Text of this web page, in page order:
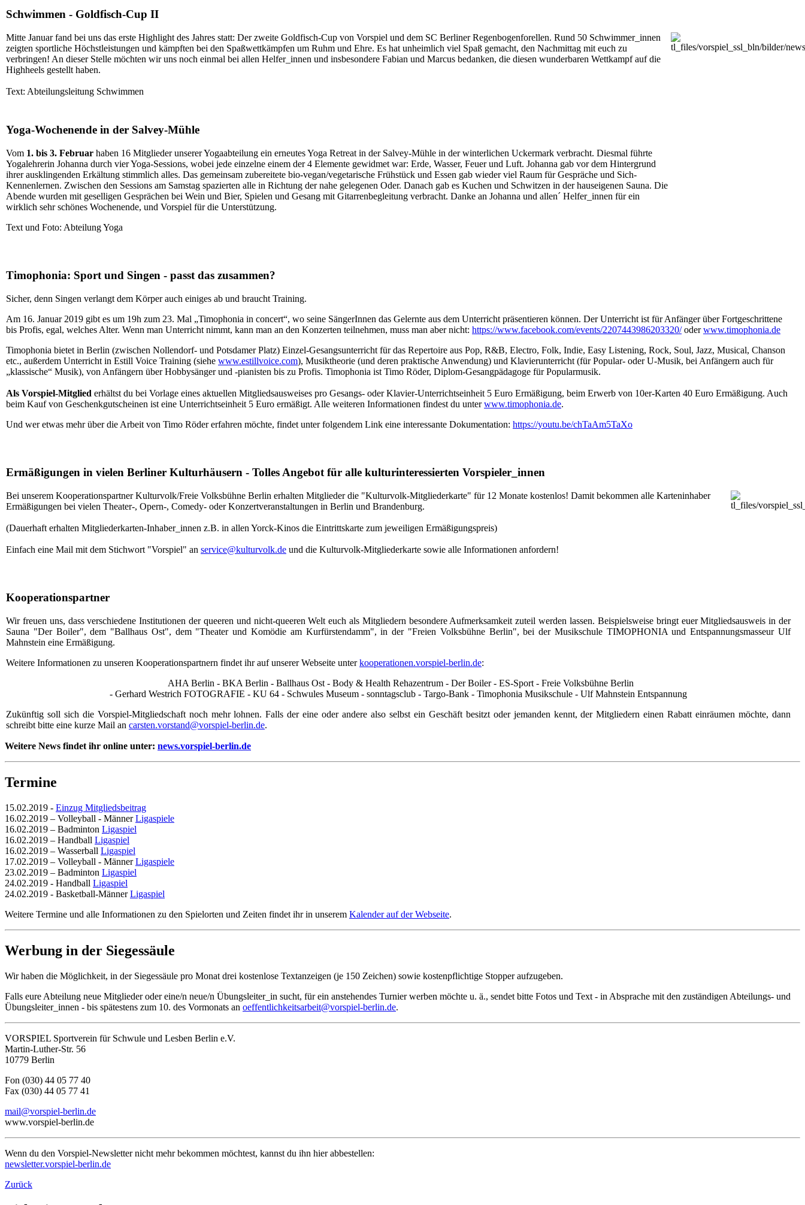
Schwimmen - Goldfisch-Cup II
Mitte Januar fand bei uns das erste Highlight des Jahres statt: Der zweite Goldfisch-Cup von Vorspiel und dem SC Berliner Regenbogenforellen. Rund 50 Schwimmer_innen
zeigten sportliche Höchstleistungen und kämpften bei den Spaßwettkämpfen um Ruhm und Ehre. Es hat unheimlich viel Spaß gemacht, den Nachmittag mit euch zu
verbringen! An dieser Stelle möchten wir uns noch einmal bei allen Helfer_innen und insbesondere Fabian und Marcus bedanken, die diesen wunderbaren Wettkampf auf die
Highheels gestellt haben.
Text: Abteilungsleitung Schwimmen
Yoga-Wochenende in der Salvey-Mühle
Vom 1. bis 3. Februar haben 16 Mitglieder unserer Yogaabteilung ein erneutes Yoga Retreat in der Salvey-Mühle in der winterlichen Uckermark verbracht. Diesmal führte
Yogalehrerin Johanna durch vier Yoga-Sessions, wobei jede einzelne einem der 4 Elemente gewidmet war: Erde, Wasser, Feuer und Luft. Johanna gab vor dem Hintergrund
ihrer ausklingenden Erkältung stimmlich alles. Das gemeinsam zubereitete bio-vegan/vegetarische Frühstück und Essen gab wieder viel Raum für Gespräche und Sich-
Kennenlernen. Zwischen den Sessions am Samstag spazierten alle in Richtung der nahe gelegenen Oder. Danach gab es Kuchen und Schwitzen in der hauseigenen Sauna. Die
Abende wurden mit geselligen Gesprächen bei Wein und Bier, Spielen und Gesang mit Gitarrenbegleitung verbracht. Danke an Johanna und allen´ Helfer_innen für ein
wirklich sehr schönes Wochenende, und Vorspiel für die Unterstützung.
Text und Foto: Abteilung Yoga
Timophonia: Sport und Singen - passt das zusammen?
Sicher, denn Singen verlangt dem Körper auch einiges ab und braucht Training.
Am 16. Januar 2019 gibt es um 19h zum 23. Mal „Timophonia in concert“, wo seine SängerInnen das Gelernte aus dem Unterricht präsentieren können. Der Unterricht ist für Anfänger über Fortgeschrittene
bis Profis, egal, welches Alter. Wenn man Unterricht nimmt, kann man an den Konzerten teilnehmen, muss man aber nicht: https://www.facebook.com/events/2207443986203320/oderwww.timophonia.de
Timophonia bietet in Berlin (zwischen Nollendorf- und Potsdamer Platz) Einzel-Gesangsunterricht für das Repertoire aus Pop, R&B, Electro, Folk, Indie, Easy Listening, Rock, Soul, Jazz, Musical, Chanson
etc., außerdem Unterricht in Estill Voice Training (siehe www.estillvoice.com), Musiktheorie (und deren praktische Anwendung) und Klavierunterricht (für Popular- oder U-Musik, bei Anfängern auch für
„klassische“ Musik), von Anfängern über Hobbysänger und -pianisten bis zu Profis. Timophonia ist Timo Röder, Diplom-Gesangpädagoge für Popularmusik.
Als Vorspiel-Mitglied erhältst du bei Vorlage eines aktuellen Mitgliedsausweises pro Gesangs- oder Klavier-Unterrichtseinheit 5 Euro Ermäßigung, beim Erwerb von 10er-Karten 40 Euro Ermäßigung. Auch
beim Kauf von Geschenkgutscheinen ist eine Unterrichtseinheit 5 Euro ermäßigt. Alle weiteren Informationen findest du unterwww.timophonia.de.
Und wer etwas mehr über die Arbeit von Timo Röder erfahren möchte, findet unter folgendem Link eine interessante Dokumentation: https://youtu.be/chTaAm5TaXo
Ermäßigungen in vielen Berliner Kulturhäusern - Tolles Angebot für alle kulturinteressierten Vorspieler_innen
Bei unserem Kooperationspartner Kulturvolk/Freie Volksbühne Berlin erhalten Mitglieder die "Kulturvolk-Mitgliederkarte" für 12 Monate kostenlos! Damit bekommen alle Karteninhaber
Ermäßigungen bei vielen Theater-, Opern-, Comedy- oder Konzertveranstaltungen in Berlin und Brandenburg.
(Dauerhaft erhalten Mitgliederkarten-Inhaber_innen z.B. in allen Yorck-Kinos die Eintrittskarte zum jeweiligen Ermäßigungspreis)
Einfach eine Mail mit dem Stichwort "Vorspiel" an service@kulturvolk.de und die Kulturvolk-Mitgliederkarte sowie alle Informationen anfordern!
Kooperationspartner
Wir freuen uns, dass verschiedene Institutionen der queeren und nicht-queeren Welt euch als Mitgliedern besondere Aufmerksamkeit zuteil werden lassen. Beispielsweise bringt euer Mitgliedsausweis in der
Sauna "Der Boiler", dem "Ballhaus Ost", dem "Theater und Komödie am Kurfürstendamm", in der "Freien Volksbühne Berlin", bei der Musikschule TIMOPHONIA und Entspannungsmasseur Ulf
Mahnstein eine Ermäßigung.
Weitere Informationen zu unseren Kooperationspartnern findet ihr auf unserer Webseite unterkooperationen.vorspiel-berlin.de:
AHA Berlin - BKA Berlin - Ballhaus Ost - Body & Health Rehazentrum - Der Boiler - ES-Sport - Freie Volksbühne Berlin
- Gerhard Westrich FOTOGRAFIE - KU 64 - Schwules Museum - sonntagsclub - Targo-Bank - Timophonia Musikschule - Ulf Mahnstein Entspannung
Zukünftig soll sich die Vorspiel-Mitgliedschaft noch mehr lohnen. Falls der eine oder andere also selbst ein Geschäft besitzt oder jemanden kennt, der Mitgliedern einen Rabatt einräumen möchte, dann
schreibt bitte eine kurze Mail an carsten.vorstand@vorspiel-berlin.de.
Weitere News findet ihr online unter: news.vorspiel-berlin.de
Termine
15.02.2019 - Einzug Mitgliedsbeitrag
16.02.2019 – Volleyball - MännerLigaspiele
16.02.2019 – Badminton Ligaspiel
16.02.2019 – Handball Ligaspiel
16.02.2019 – Wasserball Ligaspiel
17.02.2019 – Volleyball - MännerLigaspiele
23.02.2019 – Badminton Ligaspiel
24.02.2019 - Handball Ligaspiel
24.02.2019 - Basketball-MännerLigaspiel
Weitere Termine und alle Informationen zu den Spielorten und Zeiten findet ihr in unserem Kalender auf der Webseite.
Werbung in der Siegessäule
Wir haben die Möglichkeit, in der Siegessäule pro Monat drei kostenlose Textanzeigen (je 150 Zeichen) sowie kostenpflichtige Stopper aufzugeben.
Falls eure Abteilung neue Mitglieder oder eine/n neue/n Übungsleiter_in sucht, für ein anstehendes Turnier werben möchte u. ä., sendet bitte Fotos und Text ‑ in Absprache mit den zuständigen Abteilungs- und
Übungsleiter_innen - bis spätestens zum 10. des Vormonats an oeffentlichkeitsarbeit@vorspiel-berlin.de.
VORSPIEL Sportverein für Schwule und Lesben Berlin e.V.
Martin-Luther-Str. 56
10779 Berlin
Fon (030) 44 05 77 40
Fax (030) 44 05 77 41
mail@vorspiel-berlin.de
www.vorspiel-berlin.de
Wenn du den Vorspiel-Newsletter nicht mehr bekommen möchtest, kannst du ihn hier abbestellen:
newsletter.vorspiel-berlin.de
Zurück